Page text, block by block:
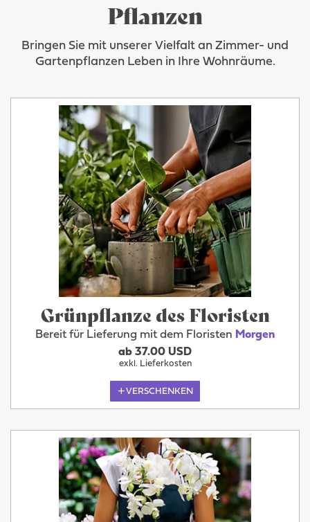
Pflanzen
Bringen Sie mit unserer Vielfalt an Zimmer- und
Gartenpflanzen Leben in Ihre Wohnräume.
Grünpflanze des Floristen
Bereit für Lieferung mit dem Floristen Morgen
ab 37.00 USD
exkl. Lieferkosten
VERSCHENKEN